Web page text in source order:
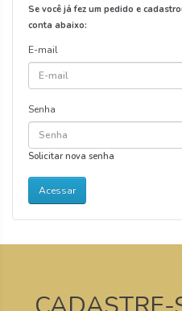
Se você já fez um pedido e
conta abaixo:
E-mail
Senha
Solicitar nova senha